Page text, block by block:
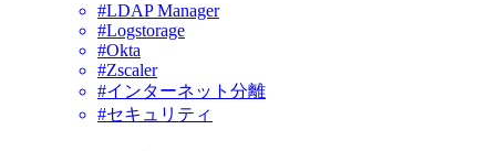
#LDAP Manager
#Logstorage
#Okta
#Zscaler
#インターネット分離
#セキュリティ